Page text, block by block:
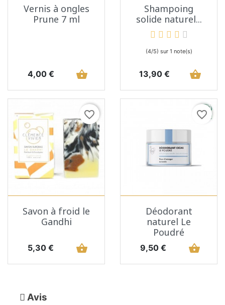
Vernis à ongles
Prune 7 ml
Prix
4,00 € shopping_basket
Shampoing
solide naturel...
(4/5) sur 1 note(s)
Prix
13,90 € shopping_basket
favorite_border
Savon à froid le
Gandhi
Prix
5,30 € shopping_basket
favorite_border
Déodorant
naturel Le
Poudré
Prix
9,50 € shopping_basket
Avis